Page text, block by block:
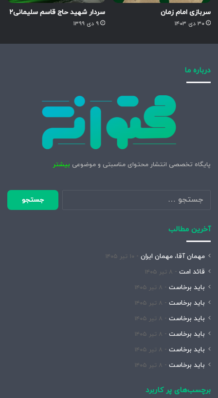
سربازی امام زمان
۳۰ دی ۱۴۰۳
سردار شهید حاج قاسم سلیمانی۲
۹ دی ۱۳۹۹
درباره ما
پایگاه تخصصی انتشار محتوای مناسبتی و موضوعی بیشتر
جستجو
برای:
آخرین مطالب
مهمان آقا، مهمان ایران ۱۰ تیر ۱۴۰۵
قائد امت ۸ تیر ۱۴۰۵
باید برخاست ۸ تیر ۱۴۰۵
باید برخاست ۸ تیر ۱۴۰۵
باید برخاست ۸ تیر ۱۴۰۵
باید برخاست ۸ تیر ۱۴۰۵
باید برخاست ۸ تیر ۱۴۰۵
باید برخاست ۸ تیر ۱۴۰۵
برچسب‌های پر کاربرد